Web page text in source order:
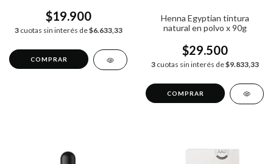
$19.900
3 cuotas sin interés de$6.633,33
Henna Egyptian tintura
natural en polvo x 90g
$29.500
3 cuotas sin interés de$9.833,33
COMPRAR